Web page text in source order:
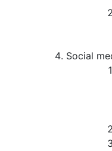
Social